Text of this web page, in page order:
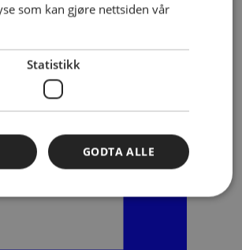
ENGLISH
som kan gjøre nettsiden vår
Statistikk
GODTA ALLE